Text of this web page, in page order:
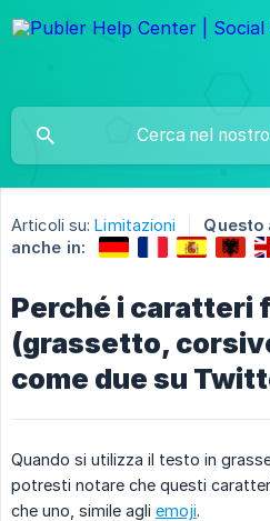
Articoli su: Limitazioni
Questo
anche in:
Perché i caratteri
(grassetto,
come due su
Quando si utilizza il testo in
potresti notare che questi
che uno, simile agli emoji.